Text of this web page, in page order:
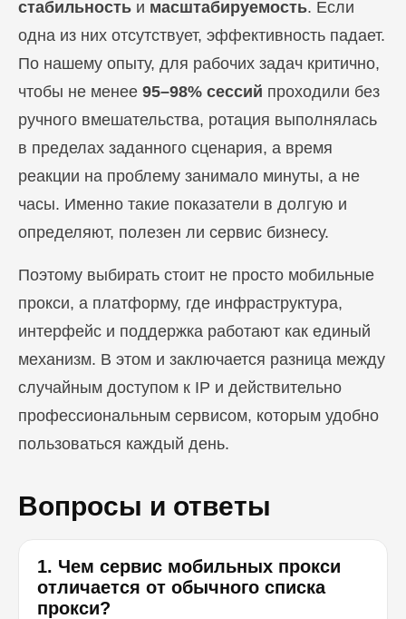
стабильность и масштабируемость. Если
одна из них отсутствует, эффективность падает.
По нашему опыту, для рабочих задач критично,
чтобы не менее 95–98% сессий проходили без
ручного вмешательства, ротация выполнялась
в пределах заданного сценария, а время
реакции на проблему занимало минуты, а не
часы. Именно такие показатели в долгую и
определяют, полезен ли сервис бизнесу.
Поэтому выбирать стоит не просто мобильные
прокси, а платформу, где инфраструктура,
интерфейс и поддержка работают как единый
механизм. В этом и заключается разница между
случайным доступом к IP и действительно
профессиональным сервисом, которым удобно
пользоваться каждый день.
Вопросы и ответы
1. Чем сервис мобильных прокси
отличается от обычного списка
прокси?